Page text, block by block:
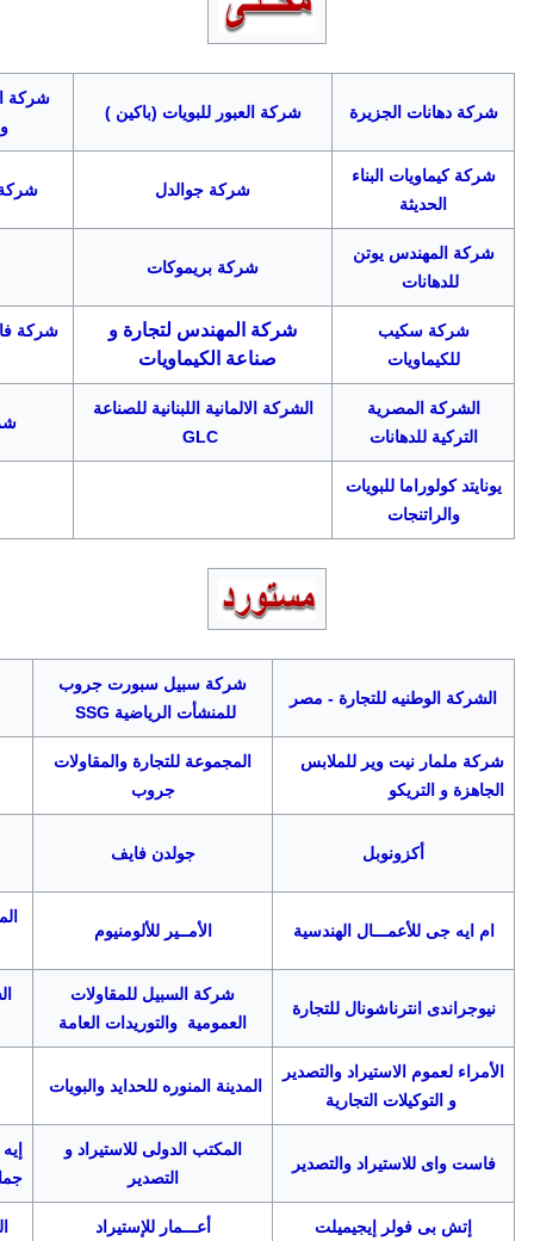
شركة دهانات الجزيرة شركة العبور للبويات (باكين )
شركة
شركة كيماويات البناء
الحديثة
شركة جوالدل شركة
شركة المهندس يوتن
للدهانات
شركة بريموكات
شركة سكيب
للكيماويات
شركة المهندس لتجارة و
صناعة الكيماويات
شركة
الشركة المصرية
التركية للدهانات
الشركة الالمانية اللبنانية للصناعة
يونايتد كولوراما للبويات
والراتنجات
الشركة الوطنيه للتجارة - مصر
شركة سبيل سبورت جروب
للمنشأت الرياضية SSG
شركة ملمار نيت وير للملابس
الجاهزة و التريكو
المجموعة للتجارة والمقاولات
جروب
أكزونوبل جولدن فايف
ام ايه جى للأعمـــال الهندسية الأمــير للألومنيوم
نيوجراندى انترناشونال للتجارة
شركة السبيل للمقاولات
العمومية والتوريدات العامة
الأمراء لعموم الاستيراد والتصدير
و التوكيلات التجارية
المدينة المنوره للحدايد والبويات
فاست واى للاستيراد والتصدير
المكتب الدولى للاستيراد و
التصدير
إتش بى فولر إيجيميلت أعـــمار للإستيراد